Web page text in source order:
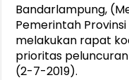
Bandarlampung,
Pemerintah
melakukan rapat
prioritas
(2-7-2019).